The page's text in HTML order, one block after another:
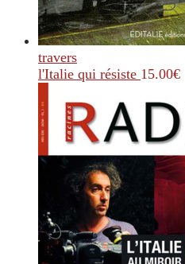
travers
l'Italie qui résiste 15.00€